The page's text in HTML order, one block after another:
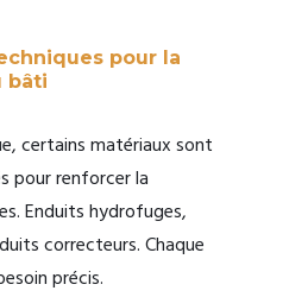
pour la
bâti
certains matériaux sont
pour renforcer la
Enduits hydrofuges,
correcteurs. Chaque
précis.